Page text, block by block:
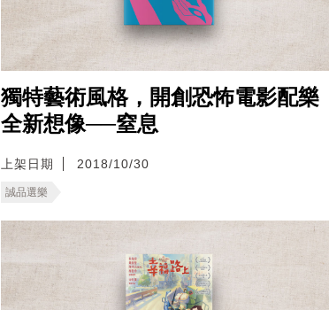
獨特藝術風格，開創恐怖電影配樂
全新想像──窒息
上架日期 2018/10/30
誠品選樂